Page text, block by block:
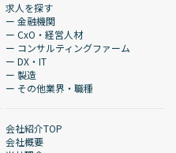
求人を探す
ー 金融機関
ー CxO・経営人材
ー コンサルティングファーム
ー DX・IT
ー 製造
ー その他業界・職種
会社紹介TOP
会社概要